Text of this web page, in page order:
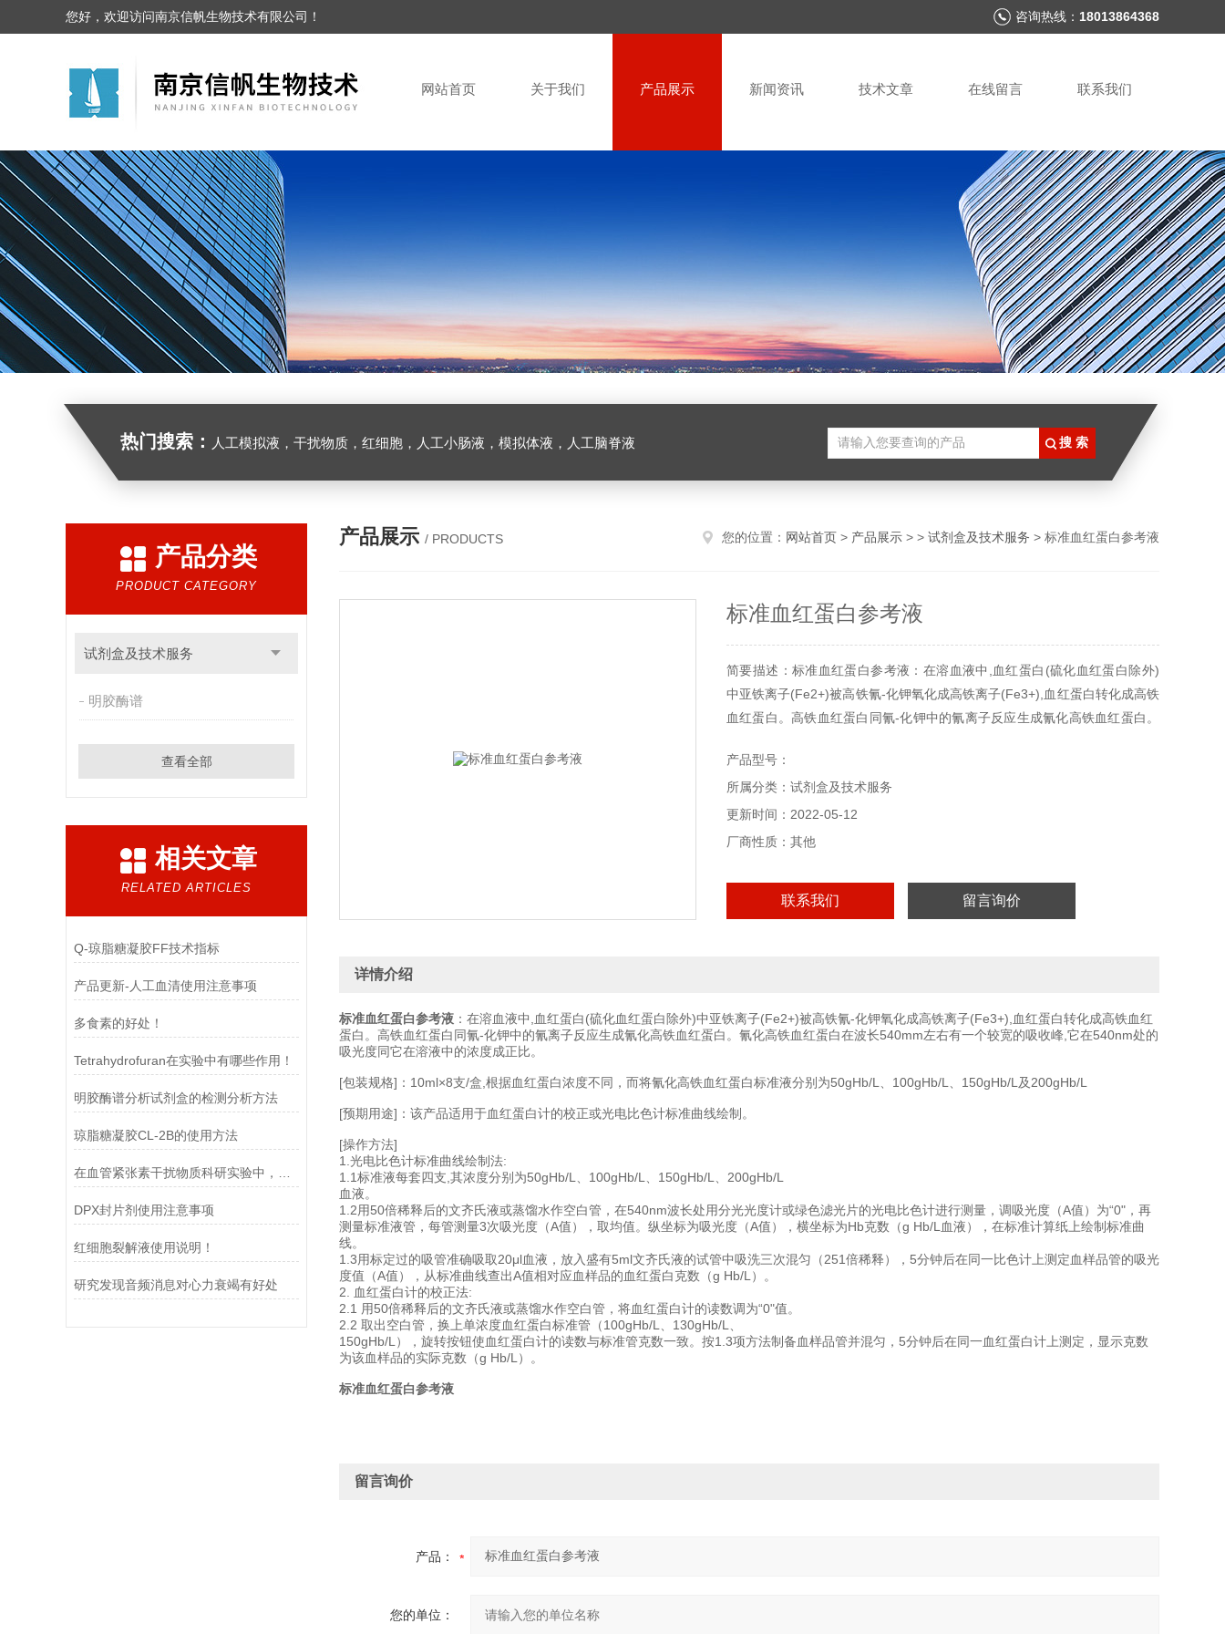
您好，欢迎访问南京信帆生物技术有限公司！ 咨询热线： 18013864368
网站首页 关于我们 产品展示 新闻资讯 技术文章 在线留言 联系我们
热门搜索： 人工模拟液，干扰物质，红细胞，人工小肠液，模拟体液，人工脑脊液
产品分类
PRODUCT CATEGORY
试剂盒及技术服务
明胶酶谱
查看全部
相关文章
RELATED ARTICLES
Q-琼脂糖凝胶FF技术指标
产品更新-人工血清使用注意事项
多食素的好处！
Tetrahydrofuran在实验中有哪些作用！
明胶酶谱分析试剂盒的检测分析方法
琼脂糖凝胶CL-2B的使用方法
DPX封片剂使用注意事项
红细胞裂解液使用说明！
研究发现音频消息对心力衰竭有好处
产品展示 / PRODUCTS 您的位置： 网站首页 > 产品展示 > > 试剂盒及技术服务 > 标准血红蛋白参考液
标准血红蛋白参考液
简要描述：标准血红蛋白参考液：在溶血液中,血红蛋白(硫化血红蛋白除外)
中亚铁离子(Fe2+)被高铁氰-化钾氧化成高铁离子(Fe3+),血红蛋白转化成高铁
血红蛋白。高铁血红蛋白同氰-化钾中的氰离子反应生成氰化高铁血红蛋白。
光度同它在溶液中的浓度成正比。
产品型号：
所属分类：试剂盒及技术服务
更新时间：2022-05-12
厂商性质：其他
联系我们 留言询价
详情介绍
标准血红蛋白参考液 ：在溶血液中,血红蛋白(硫化血红蛋白除外)中亚铁离子(Fe2+)被高铁氰-化钾氧化成高铁离子(Fe3+),血红蛋白转化成高铁血红
蛋白。高铁血红蛋白同氰-化钾中的氰离子反应生成氰化高铁血红蛋白。氰化高铁血红蛋白在波长540mm左右有一个较宽的吸收峰,它在540nm处的
吸光度同它在溶液中的浓度成正比。
[包装规格]：10ml×8支/盒,根据血红蛋白浓度不同，而将氰化高铁血红蛋白标准液分别为50gHb/L、100gHb/L、150gHb/L及200gHb/L
[预期用途]：该产品适用于血红蛋白计的校正或光电比色计标准曲线绘制。
[操作方法]
1.光电比色计标准曲线绘制法:
1.1标准液每套四支,其浓度分别为50gHb/L、100gHb/L、150gHb/L、200gHb/L
血液。
1.2用50倍稀释后的文齐氏液或蒸馏水作空白管，在540nm波长处用分光光度计或绿色滤光片的光电比色计进行测量，调吸光度（A值）为“0"，再
测量标准液管，每管测量3次吸光度（A值），取均值。纵坐标为吸光度（A值），横坐标为Hb克数（g Hb/L血液），在标准计算纸上绘制标准曲
线。
1.3用标定过的吸管准确吸取20μl血液，放入盛有5ml文齐氏液的试管中吸洗三次混匀（251倍稀释），5分钟后在同一比色计上测定血样品管的吸光
度值（A值），从标准曲线查出A值相对应血样品的血红蛋白克数（g Hb/L）。
2. 血红蛋白计的校正法:
2.1 用50倍稀释后的文齐氏液或蒸馏水作空白管，将血红蛋白计的读数调为“0"值。
2.2 取出空白管，换上单浓度血红蛋白标准管（100gHb/L、130gHb/L、
150gHb/L），旋转按钮使血红蛋白计的读数与标准管克数一致。按1.3项方法制备血样品管并混匀，5分钟后在同一血红蛋白计上测定，显示克数
为该血样品的实际克数（g Hb/L）。
标准血红蛋白参考液
留言询价
产品：
您的单位：